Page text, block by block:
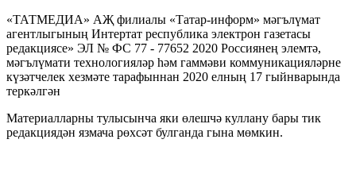
«ТАТМЕДИА» АҖ филиалы «Татар-информ» мәгълүмат
агентлыгының Интертат республика электрон газетасы
редакциясе» ЭЛ № ФС 77 - 77652 2020 Россиянең элемтә,
мәгълүмати технологияләр һәм гаммәви коммуникацияләрне
күзәтчелек хезмәте тарафыннан 2020 елның 17 гыйнварында
теркәлгән
Материалларны тулысынча яки өлешчә куллану бары тик
редакциядән язмача рөхсәт булганда гына мөмкин.